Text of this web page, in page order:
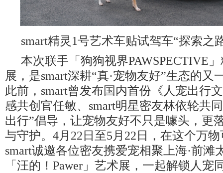
smart精灵1号艺术车贴试驾车“探索之
本次联手「狗狗视界PAWSPECTIVE
展，是smart深耕“真·宠物友好”生态的又
此前，smart曾发布国内首份《人宠出行
感共创官任敏、smart明星密友林依轮共
出行”倡导，让宠物友好不只是噱头，更
与守护。4月22日至5月22日，在这个万
smart诚邀各位密友携爱宠相聚上海·前滩
「汪的！Pawer」艺术展，一起解锁人宠